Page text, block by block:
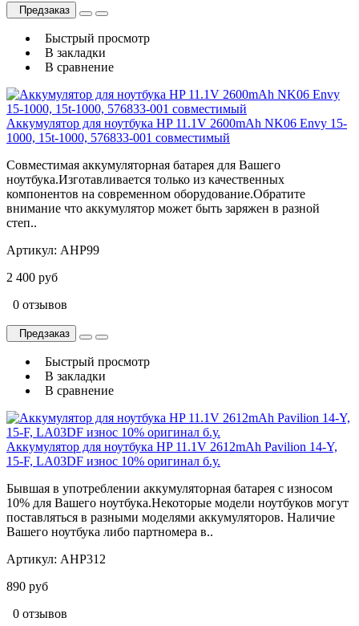
Предзаказ
Быстрый просмотр
В закладки
В сравнение
Аккумулятор для ноутбука HP 11.1V 2600mAh NK06 Envy 15-
1000, 15t-1000, 576833-001 совместимый
Совместимая аккумуляторная батарея для Вашего
ноутбука.Изготавливается только из качественных
компонентов на современном оборудование.Обратите
внимание что аккумулятор может быть заряжен в разной
степ..
Артикул: AHP99
2 400 руб
0 отзывов
Предзаказ
Быстрый просмотр
В закладки
В сравнение
Аккумулятор для ноутбука HP 11.1V 2612mAh Pavilion 14-Y,
15-F, LA03DF износ 10% оригинал б.у.
Бывшая в употреблении аккумуляторная батарея с износом
10% для Вашего ноутбука.Некоторые модели ноутбуков могут
поставляться в разными моделями аккумуляторов. Наличие
Вашего ноутбука либо партномера в..
Артикул: AHP312
890 руб
0 отзывов